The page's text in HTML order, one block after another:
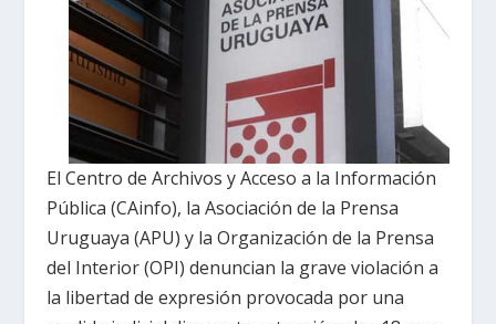
El Centro de Archivos y Acceso a la Información
Pública (CAinfo), la Asociación de la Prensa
Uruguaya (APU) y la Organización de la Prensa
del Interior (OPI) denuncian la grave violación a
la libertad de expresión provocada por una